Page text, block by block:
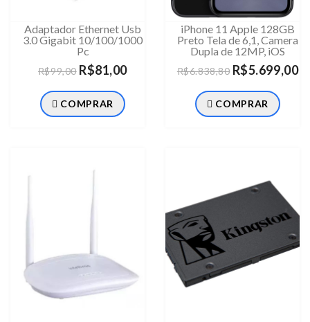
Adaptador Ethernet Usb
3.0 Gigabit 10/100/1000
Pc
R$99,00R$81,00
COMPRAR
iPhone 11 Apple 128GB
Preto Tela de 6,1, Camera
Dupla de 12MP, iOS
R$6.838,80 R$5.699,00
COMPRAR